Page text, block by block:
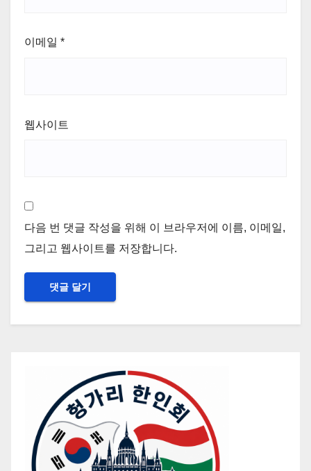
이메일 *
웹사이트
다음 번 댓글 작성을 위해 이 브라우저에 이름, 이메일,
그리고 웹사이트를 저장합니다.